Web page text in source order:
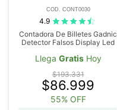
COD. CONT0030
4.9
Contadora De Billetes Gadnic
Detector Falsos Display Led
Llega GratisHoy
$193.331
$86.999
55% OFF